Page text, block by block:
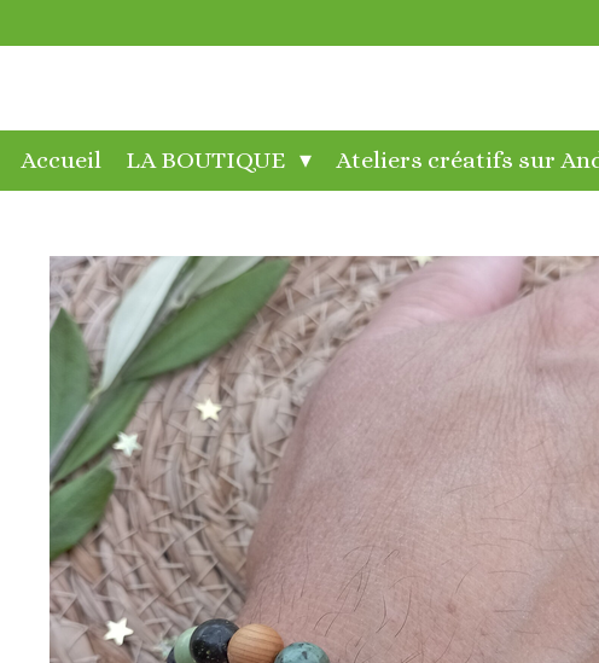
au
Accueil LA BOUTIQUE Ateliers créatifs sur